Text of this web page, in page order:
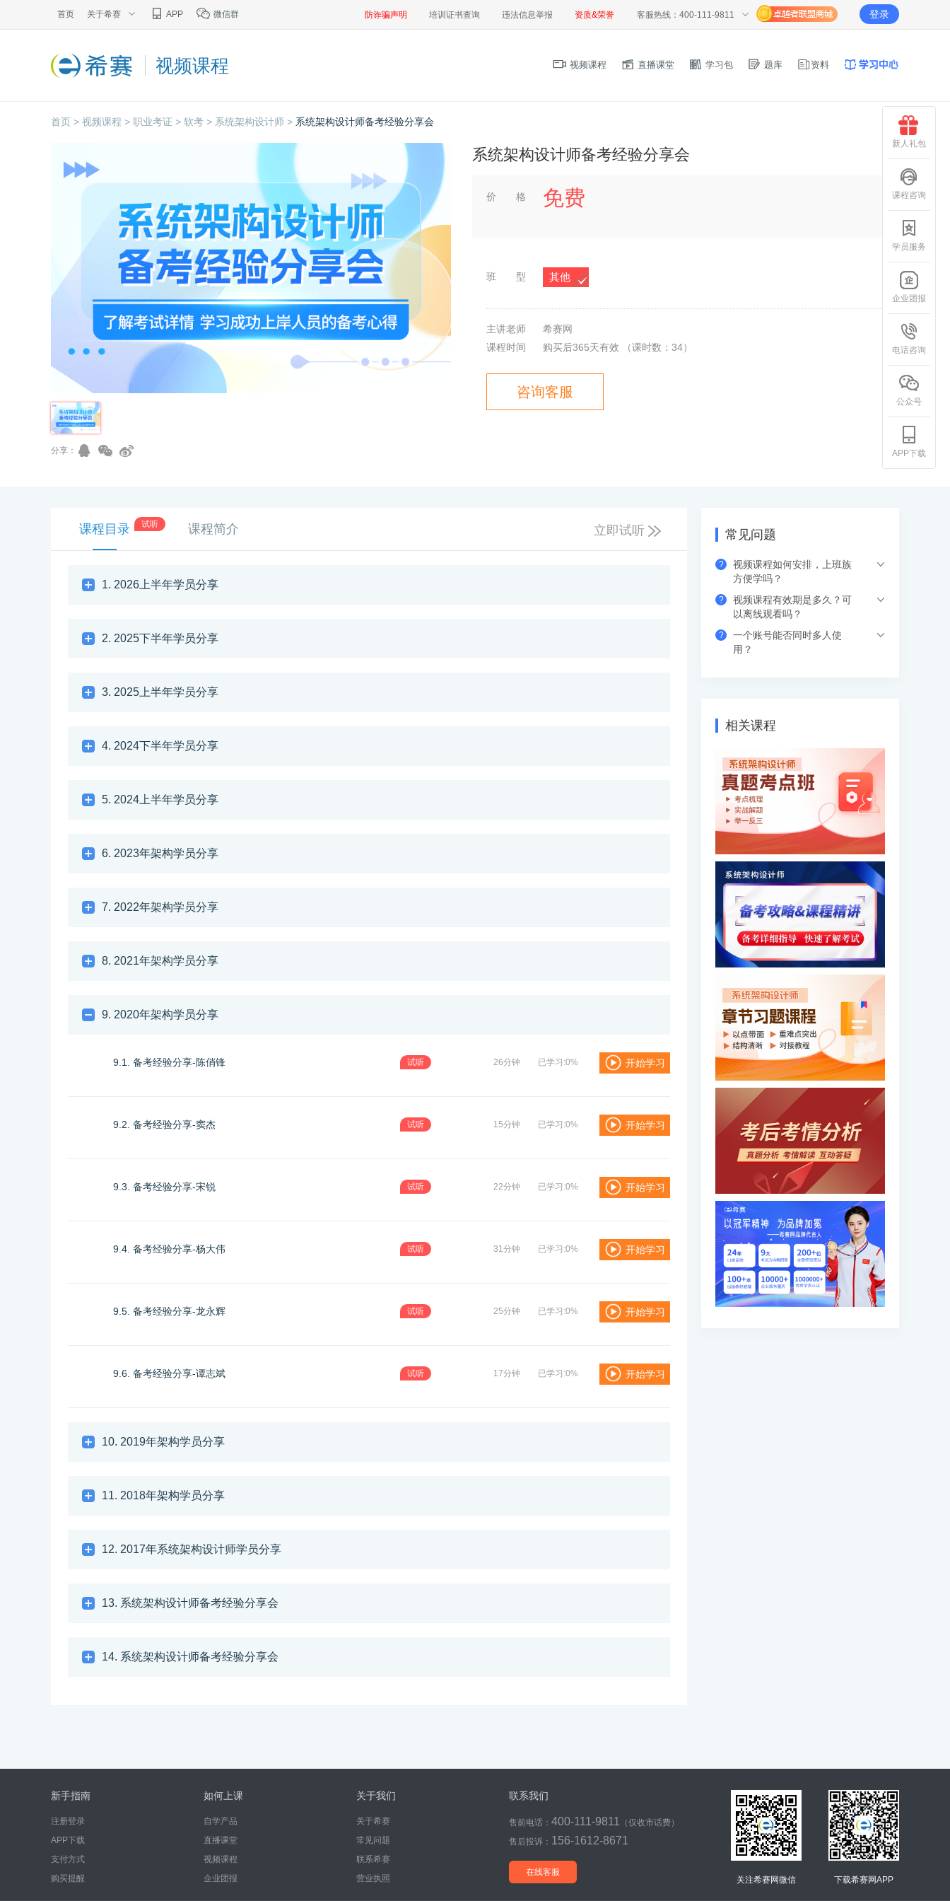
首页 关于希赛 APP 微信群 防诈骗声明 培训证书查询 违法信息举报 资质&荣誉 客服热线：400-111-9811 登录
视频课程 视频课程 直播课堂 学习包 题库 资料
首页 > 视频课程 > 职业考证 > 软考 > 系统架构设计师 > 系统架构设计师备考经验分享会
分享：
系统架构设计师备考经验分享会
价 格 免费
班 型 其他
主讲老师
希赛网
课程时间
购买后365天有效 （课时数： 34）
咨询客服
课程目录 试听 课程简介 立即试听
1. 2026上半年学员分享
2. 2025下半年学员分享
3. 2025上半年学员分享
4. 2024下半年学员分享
5. 2024上半年学员分享
6. 2023年架构学员分享
7. 2022年架构学员分享
8. 2021年架构学员分享
9. 2020年架构学员分享
9.1. 备考经验分享-陈俏锋 试听 开始学习
26分钟 已学习:0%
9.2. 备考经验分享-窦杰 试听 开始学习
15分钟 已学习:0%
9.3. 备考经验分享-宋锐 试听 开始学习
22分钟 已学习:0%
9.4. 备考经验分享-杨大伟 试听 开始学习
31分钟 已学习:0%
9.5. 备考经验分享-龙永辉 试听 开始学习
25分钟 已学习:0%
9.6. 备考经验分享-谭志斌 试听 开始学习
17分钟 已学习:0%
10. 2019年架构学员分享
11. 2018年架构学员分享
12. 2017年系统架构设计师学员分享
13. 系统架构设计师备考经验分享会
14. 系统架构设计师备考经验分享会
常见问题
?
视频课程如何安排，上班族
方便学吗？
下单支付后，可以在网页、APP（应用市
习中心-视频课程菜单观看，有效期内随时
?
视频课程有效期是多久？可
以离线观看吗？
视频课程有效期是365天（具体参考产品
?
一个账号能否同时多人使
用？
备，超出数量自动踢出最早登录的设备。
相关课程
新手指南
注册登录
APP下载
支付方式
购买提醒
如何上课
自学产品
直播课堂
视频课程
企业团报
关于我们
关于希赛
常见问题
联系希赛
营业执照
联系我们
售前电话： 400-111-9811
（仅收市话费）
售后投诉： 156-1612-8671
在线客服
关注希赛网微信 下载希赛网APP
新人礼包
课程咨询
学员服务
企业团报
电话咨询
公众号
APP下载